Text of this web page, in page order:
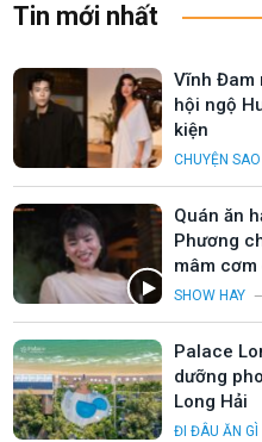
Tin mới nhất
Vĩnh Đam
hội ngộ
kiện
CHUYỆN SAO
Quán ăn
Phương
mâm cơm
SHOW HAY
Palace
dưỡng
Long Hải
ĐI ĐÂU ĂN GÌ